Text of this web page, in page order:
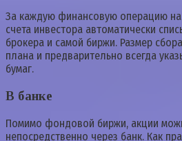
За каждую финансовую операцию
счета инвестора автоматически
брокера и самой биржи. Размер
плана и предварительно всегда
бумаг.
В банке
Помимо фондовой биржи, акции
непосредственно через банк. Как